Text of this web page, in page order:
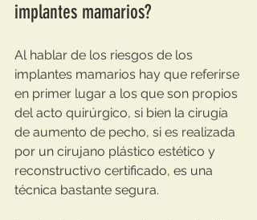
implantes mamarios?
Al hablar de los riesgos de los
implantes mamarios hay que referirse
en primer lugar a los que son propios
del acto quirúrgico, si bien la cirugía
de aumento de pecho, si es realizada
por un cirujano plástico estético y
reconstructivo certificado, es una
técnica bastante segura.